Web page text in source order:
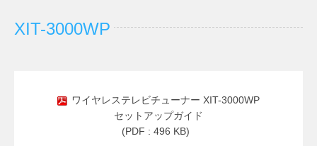
XIT-3000WP
ワイヤレステレビチューナー XIT-3000WP
セットアップガイド
(PDF : 496 KB)